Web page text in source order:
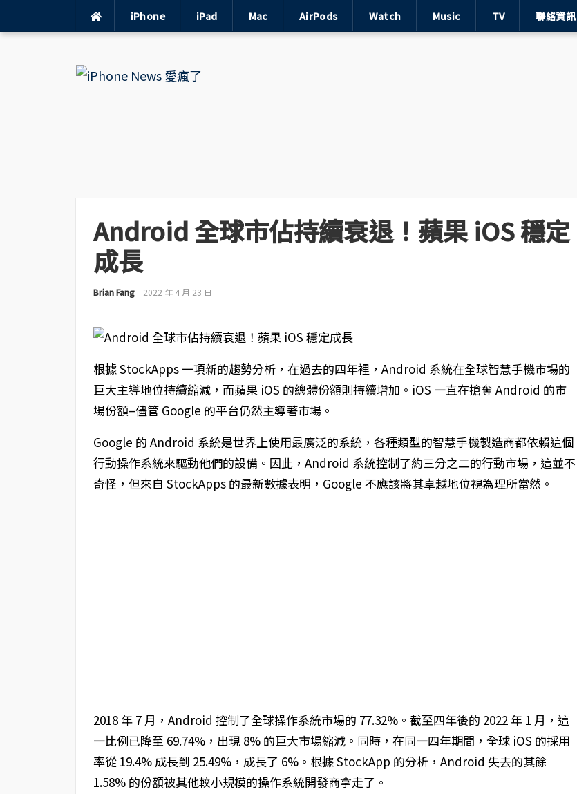
iPhone iPad Mac AirPods Watch Music TV 聯絡資訊
Android 全球市佔持續衰退！蘋果 iOS 穩定
成長
Brian Fang 2022 年 4 月 23 日
根據 StockApps 一項新的趨勢分析，在過去的四年裡，Android 系統在全球智慧手機市場的
巨大主導地位持續縮減，而蘋果 iOS 的總體份額則持續增加。iOS 一直在搶奪 Android 的市
場份額–儘管 Google 的平台仍然主導著市場。
Google 的 Android 系統是世界上使用最廣泛的系統，各種類型的智慧手機製造商都依賴這個
行動操作系統來驅動他們的設備。因此，Android 系統控制了約三分之二的行動市場，這並不
奇怪，但來自 StockApps 的最新數據表明，Google 不應該將其卓越地位視為理所當然。
2018 年 7 月，Android 控制了全球操作系統市場的 77.32%。截至四年後的 2022 年 1 月，這
一比例已降至 69.74%，出現 8% 的巨大市場縮減。同時，在同一四年期間，全球 iOS 的採用
率從 19.4% 成長到 25.49%，成長了 6%。根據 StockApp 的分析，Android 失去的其餘
1.58% 的份額被其他較小規模的操作系統開發商拿走了。